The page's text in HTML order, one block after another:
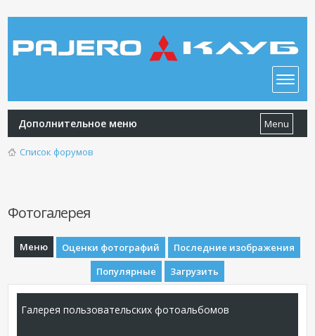
Дополнительное меню Menu
Список форумов
Фотогалерея
Меню Оценки фотографий
Последние изображения
Популярные
Загрузить
Галерея пользовательских фотоальбомов